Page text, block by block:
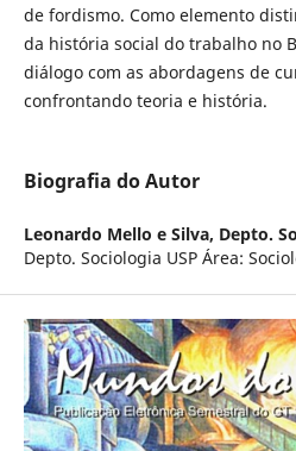
de fordismo. Como elemento
da história social do trabalho no
diálogo com as abordagens de
confrontando teoria e história.
Biografia do Autor
Leonardo Mello e Silva, Depto.
Depto. Sociologia USP Área: